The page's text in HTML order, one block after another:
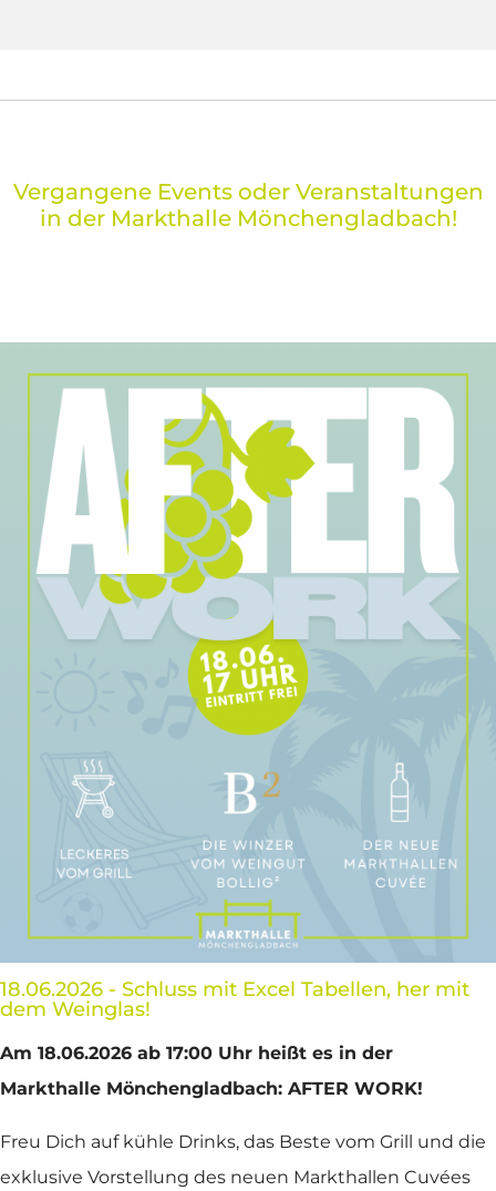
Vergangene Events oder Veranstaltungen
in der Markthalle Mönchengladbach!
18.06.2026 - Schluss mit Excel Tabellen, her mit
dem Weinglas!
Am 18.06.2026 ab 17:00 Uhr heißt es in der
Markthalle Mönchengladbach: AFTER WORK!
Freu Dich auf kühle Drinks, das Beste vom Grill und die
exklusive Vorstellung des neuen Markthallen Cuvées